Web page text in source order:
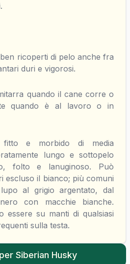
Siberian Husky
ricoperti di pelo anche fra
duri e vigorosi.
quando il cane corre o
quando è al lavoro o in
fitto e morbido di media
lungo e sottopelo
folto e lanuginoso. Può
escluso il bianco; più comuni
al grigio argentato, dal
con macchie bianche.
essere su manti di qualsiasi
sulla testa.